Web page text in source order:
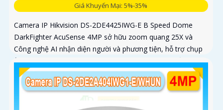
Giá Khuyến Mại: 5%-35%
Camera IP Hikvision DS-2DE4425IWG-E B Speed Dome
DarkFighter AcuSense 4MP sở hữu zoom quang 25X và
Công nghệ AI nhận diện người và phương tiện, hỗ trợ chụp
ảnh khuôn mặt lên đến 5 khuôn mặt cùng 1 thời điểm